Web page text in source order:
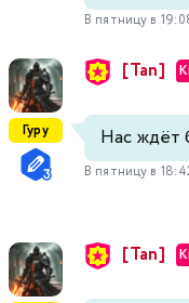
В пятницу в
Гуру
[Tan]
Нас ждёт
В пятницу в
[Tan]